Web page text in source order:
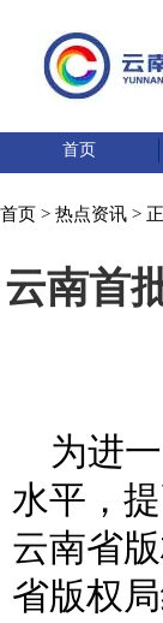
首页
首页 > 热点资讯 >
云南首
为进
水平，
云南省
省版权